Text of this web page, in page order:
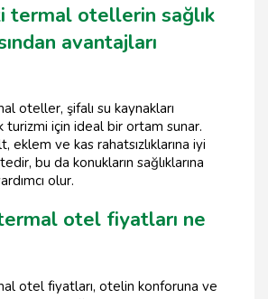
termal otellerin sağlık
avantajları
oteller, şifalı su kaynakları
turizmi için ideal bir ortam sunar.
eklem ve kas rahatsızlıklarına iyi
bu da konukların sağlıklarına
olur.
otel fiyatları ne
otel fiyatları, otelin konforuna ve